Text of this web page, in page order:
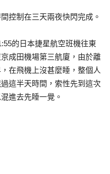
控制在三天兩夜快閃完成。
的日本捷星航空班機往東
成田機場第三航廈，由於離
在飛機上沒甚麼睡，整個人
這半天時間，索性先到這次
進去先睡一覺。